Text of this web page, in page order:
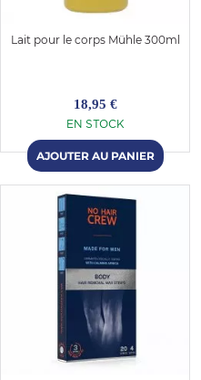
Lait pour le corps Mühle 300ml
18,95 €
EN STOCK